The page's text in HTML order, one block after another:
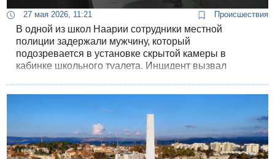
27 мая 2026, 11:21 Происшествия
В одной из школ Наарии сотрудники местной
полиции задержали мужчину, который
подозревается в установке скрытой камеры в
кабинке школьного туалета. Инцидент вызвал